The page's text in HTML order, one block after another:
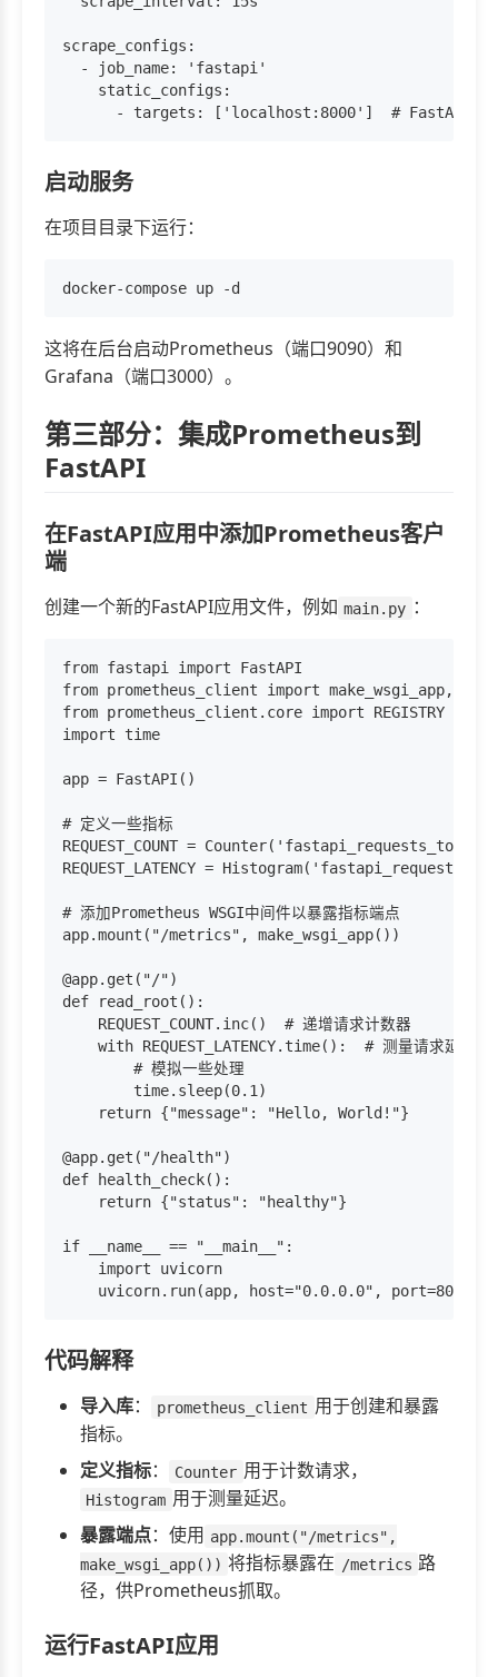
scrape_configs:
  - job_name: 'fastapi'
    static_configs:
启动服务
在项目目录下运行：
这将在后台启动Prometheus（端口9090）和
Grafana（端口3000）。
第三部分：集成Prometheus到
FastAPI
在FastAPI应用中添加Prometheus客户
端
创建一个新的FastAPI应用文件，例如 main.py ：
from fastapi import FastAPI
from prometheus_client import make_wsgi_app,
from prometheus_client.core import REGISTRY
import time
app = FastAPI()
# 定义一些指标
REQUEST_COUNT =
REQUEST_LATENCY =
# 添加Prometheus WSGI中间件以暴露指标端点
app.mount("/metrics", make_wsgi_app())
@app.get("/")
def read_root():
    REQUEST_COUNT.inc()  # 递增请求计数器
    with REQUEST_LATENCY.time():  # 测量请求延迟
        # 模拟一些处理
        time.sleep(0.1)
    return {"message": "Hello, World!"}
@app.get("/health")
def health_check():
    return {"status": "healthy"}
if __name__ == "__main__":
    import uvicorn
代码解释
导入库： prometheus_client 用于创建和暴露
指标。
定义指标： Counter 用于计数请求，
Histogram 用于测量延迟。
暴露端点：使用 app.mount("/metrics",
make_wsgi_app()) 将指标暴露在 /metrics 路
径，供Prometheus抓取。
运行FastAPI应用